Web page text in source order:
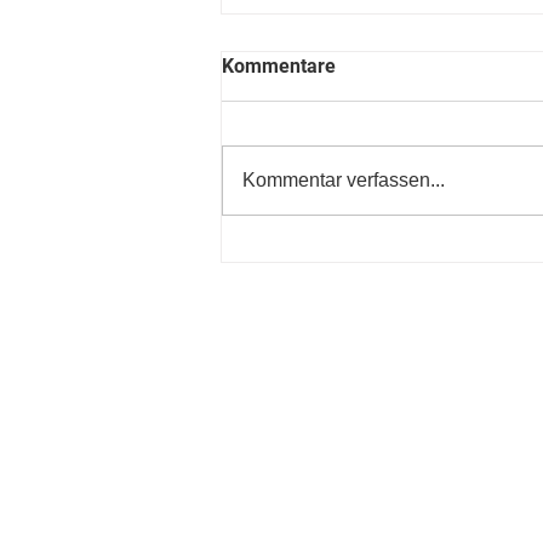
Kommentare
Kommentar verfassen...